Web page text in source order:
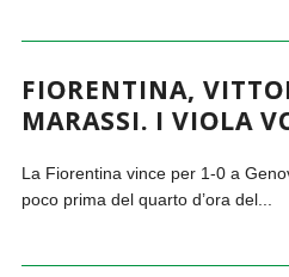
FIORENTINA,
MARASSI. I VIOLA
La Fiorentina vince per 1-0 a
poco prima del quarto d’ora del...